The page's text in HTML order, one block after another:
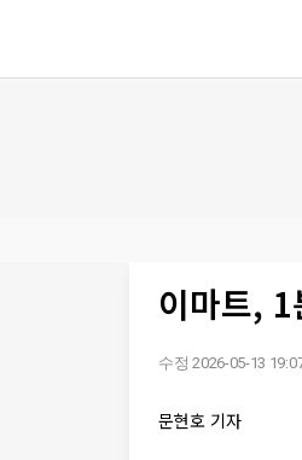
이마트,
수정 2026-05-13
문현호 기자